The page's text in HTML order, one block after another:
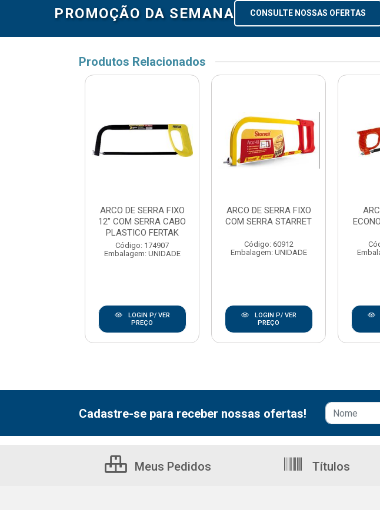
PROMOÇÃO DA SEMANA CONSULTE NOSSAS OFERTAS
Produtos Relacionados
ARCO DE SERRA FIXO
12” COM SERRA CABO
PLASTICO FERTAK
Código: 174907
Embalagem: UNIDADE
LOGIN P/ VER
PREÇO
ARCO DE SERRA FIXO
COM SERRA STARRET
Código: 60912
Embalagem: UNIDADE
LOGIN P/ VER
PREÇO
Cadastre-se para receber nossas ofertas!
Meus Pedidos Títulos